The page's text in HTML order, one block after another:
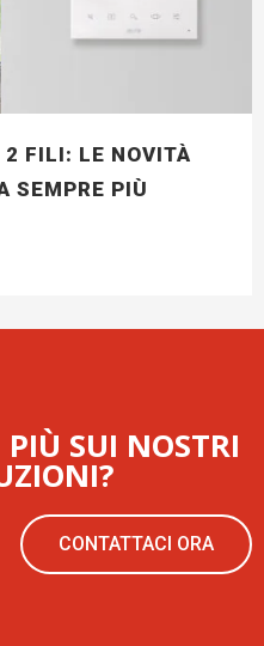
2 FILI: LE NOVITÀ
SEMPRE PIÙ
SUI NOSTRI
CONTATTACI ORA